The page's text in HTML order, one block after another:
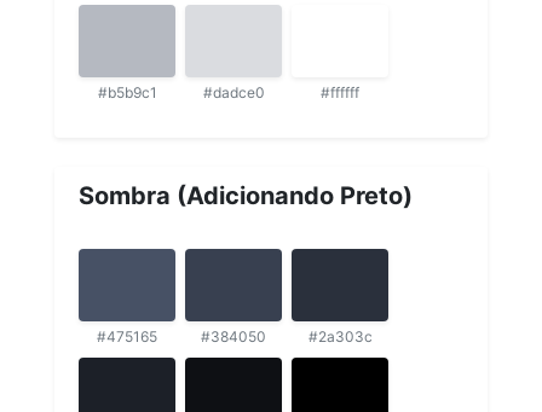
#b5b9c1 #dadce0 #ffffff
Sombra (Adicionando Preto)
#475165 #384050 #2a303c